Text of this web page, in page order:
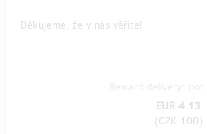
Děkujeme, že v nás věříte!
EUR 4.13
(CZK 100)